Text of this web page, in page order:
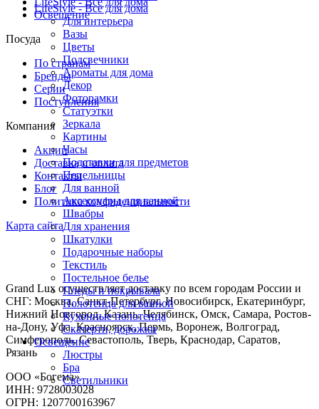
LifeStyle - Все для дома
Для интерьера
Вазы
Цветы
Подсвечники
Ароматы для дома
Декор
Фоторамки
Статуэтки
Зеркала
Картины
Часы
Подставки для предметов
Пепельницы
Для ванной
Аксессуары для ванной
Швабры
Для хранения
Шкатулки
Подарочные наборы
Текстиль
Постельное белье
Пледы и покрывала
Полотенца для ванной
Кухонные полотенца
Скатерти, дорожки
Освещение
Люстры
Бра
Светильники
Освещение
Посуда
По странам
Бренды
Серии
Поступления
Компания
Акции
Доставка и оплата
Контакты
Блог
Политика конфиденциальности
Карта сайта
Grand Lux осуществляет доставку по всем городам России и
СНГ: Москва, Санкт-Петербург, Новосибирск, Екатеринбург,
Нижний Новгород, Казань, Челябинск, Омск, Самара, Ростов-
на-Дону, Уфа, Красноярск, Пермь, Воронеж, Волгоград,
Симферополь, Севастополь, Тверь, Краснодар, Саратов,
Рязань
ООО «Богема»
ИНН: 9728003028
ОГРН: 1207700163967